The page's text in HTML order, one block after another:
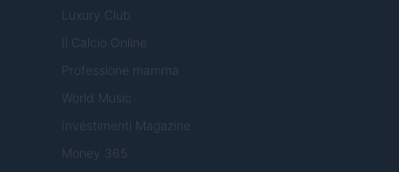
Luxury Club
Il Calcio Online
Professione mamma
World Music
Investimenti Magazine
Money 365